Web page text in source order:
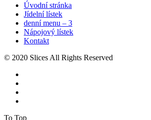
Úvodní stránka
Jídelní lístek
denní menu – 3
Nápojový lístek
Kontakt
© 2020 Slices All Rights Reserved
To Top